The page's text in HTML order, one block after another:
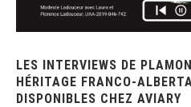
LES INTERVIEWS DE
HÉRITAGE FRANCO-
DISPONIBLES CHEZ AVIARY